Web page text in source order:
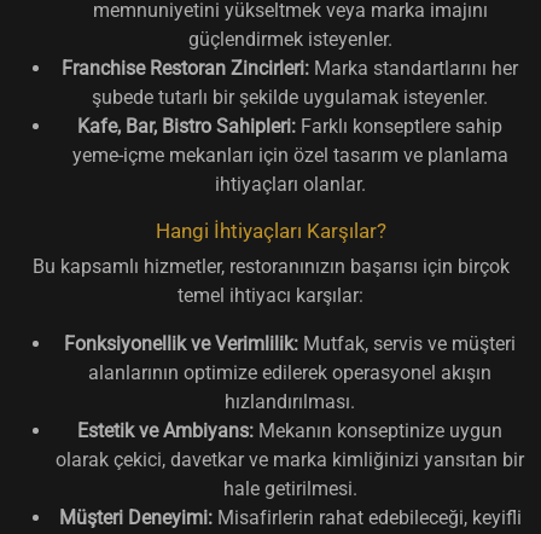
memnuniyetini yükseltmek veya marka imajını
güçlendirmek isteyenler.
Franchise Restoran Zincirleri: Marka standartlarını her
şubede tutarlı bir şekilde uygulamak isteyenler.
Kafe, Bar, Bistro Sahipleri: Farklı konseptlere sahip
yeme-içme mekanları için özel tasarım ve planlama
ihtiyaçları olanlar.
Hangi İhtiyaçları Karşılar?
Bu kapsamlı hizmetler, restoranınızın başarısı için birçok
temel ihtiyacı karşılar:
Fonksiyonellik ve Verimlilik: Mutfak, servis ve müşteri
alanlarının optimize edilerek operasyonel akışın
hızlandırılması.
Estetik ve Ambiyans: Mekanın konseptinize uygun
olarak çekici, davetkar ve marka kimliğinizi yansıtan bir
hale getirilmesi.
Müşteri Deneyimi:Misafirlerin rahat edebileceği, keyifli